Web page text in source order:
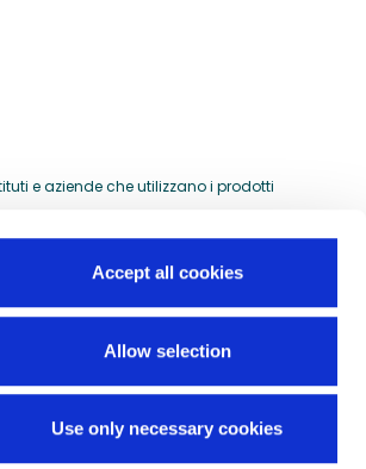
Accept all cookies
Allow selection
Use only necessary cookies
e aziende che utilizzano i prodotti
all'acquisto
per ordini speciali
frequenti
del sito